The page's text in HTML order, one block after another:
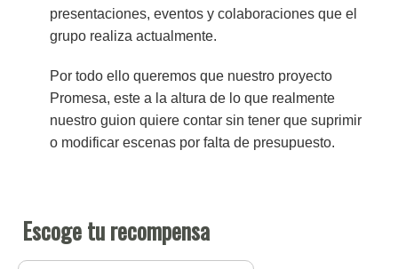
presentaciones, eventos y colaboraciones que el
grupo realiza actualmente.
Por todo ello queremos que nuestro proyecto
Promesa, este a la altura de lo que realmente
nuestro guion quiere contar sin tener que suprimir
o modificar escenas por falta de presupuesto.
Escoge tu recompensa